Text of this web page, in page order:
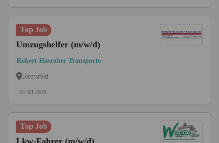
Top Job
Umzugshelfer (m/w/d)
Robert Hasreiter Transporte
Geretsried
07.08.2026
Top Job
Lkw-Fahrer (m/w/d)